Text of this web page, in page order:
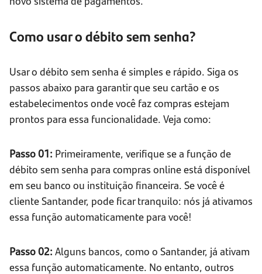
Como usar o débito sem senha?
Usar o débito sem senha é simples e rápido. Siga os
passos abaixo para garantir que seu cartão e os
estabelecimentos onde você faz compras estejam
prontos para essa funcionalidade. Veja como:
Passo 01: Primeiramente, verifique se a função de
débito sem senha para compras online está disponível
em seu banco ou instituição financeira. Se você é
cliente Santander, pode ficar tranquilo: nós já ativamos
essa função automaticamente para você!
Passo 02: Alguns bancos, como o Santander, já ativam
essa função automaticamente. No entanto, outros